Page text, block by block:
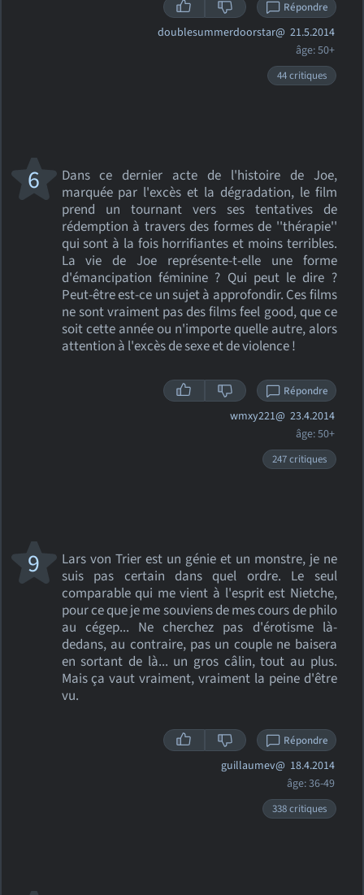
Répondre
doublesummerdoorstar@ 21.5.2014
âge: 50+
44 critiques
Dans ce dernier acte de l'histoire de Joe,
marquée par l'excès et la dégradation, le film
prend un tournant vers ses tentatives de
rédemption à travers des formes de ''thérapie''
qui sont à la fois horrifiantes et moins terribles.
La vie de Joe représente-t-elle une forme
d'émancipation féminine ? Qui peut le dire ?
Peut-être est-ce un sujet à approfondir. Ces films
ne sont vraiment pas des films feel good, que ce
soit cette année ou n'importe quelle autre, alors
attention à l'excès de sexe et de violence !
6
Répondre
wmxy221@ 23.4.2014
âge: 50+
247 critiques
Lars von Trier est un génie et un monstre, je ne
suis pas certain dans quel ordre. Le seul
comparable qui me vient à l'esprit est Nietche,
pour ce que je me souviens de mes cours de philo
au cégep... Ne cherchez pas d'érotisme là-
dedans, au contraire, pas un couple ne baisera
en sortant de là... un gros câlin, tout au plus.
Mais ça vaut vraiment, vraiment la peine d'être
vu.
9
Répondre
guillaumev@ 18.4.2014
âge: 36-49
338 critiques